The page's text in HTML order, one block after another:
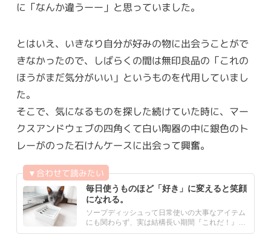
に「なんか違うーー」と思っていました。
とはいえ、いきなり自分が好みの物に出会うことがで
きなかったので、しばらくの間は無印良品の「これの
ほうがまだ気分がいい」というものを代用していまし
た。
そこで、気になるものを探した続けていた時に、マー
クスアンドウェブの四角くて白い陶器の中に銀色のト
レーがのった石けんケースに出会って興奮。
毎日使うものほど「好き」に変えると笑顔
になれる。
ソープディッシュって日常使いの大事なアイテム
にも関わらず、実は結構長い期間『これだ！』と
いうものに出会えていま.....